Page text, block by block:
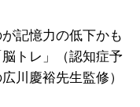
記憶力の低下かも
トレ」（認知症予
川慶裕先生監修）